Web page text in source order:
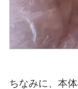
ちなみに、本